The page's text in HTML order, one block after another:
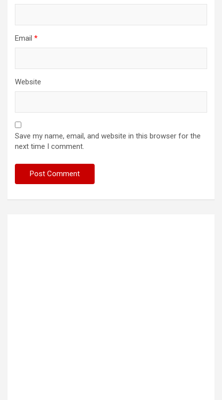
Email *
Website
Save my name, email, and website in this browser for the
next time I comment.